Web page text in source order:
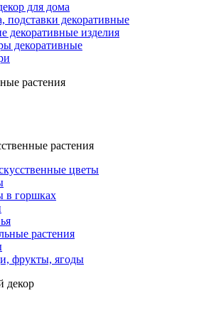
для дома
подставки декоративные
декоративные изделия
декоративные
растения
растения
цветы
в горшках
растения
фрукты, ягоды
декор